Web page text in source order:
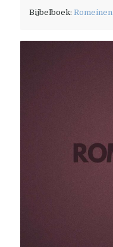
Bijbelboek:Romeinen